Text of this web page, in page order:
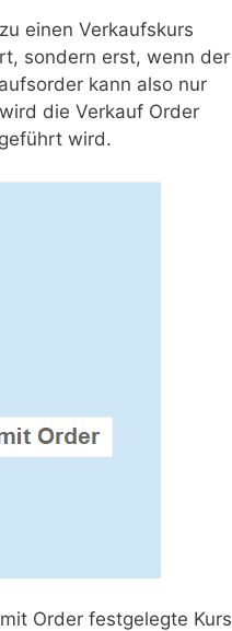
einen Verkaufskurs
sondern erst, wenn der
kann also nur
die Verkauf Order
wird.
Order festgelegte Kurs